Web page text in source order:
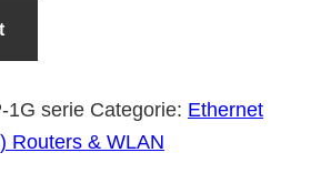
1G serie Categorie: Ethernet
Routers & WLAN